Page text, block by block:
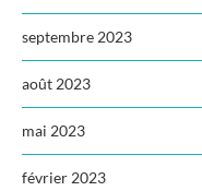
septembre 2023
août 2023
mai 2023
février 2023